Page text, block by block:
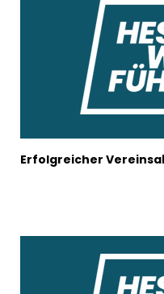
Erfolgreicher